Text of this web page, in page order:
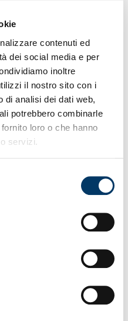
contenuti ed
dei social media e per
inoltre
il nostro sito con i
di analisi dei dati web,
potrebbero combinarle
loro o che hanno
servizi.
nei match interni in
fatto la partita ma non è
lavoriamo per
nell’ultimo quarto